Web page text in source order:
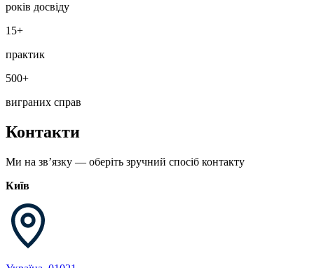
років досвіду
15+
практик
500+
виграних справ
Контакти
Ми на звʼязку — оберіть зручний спосіб контакту
Київ